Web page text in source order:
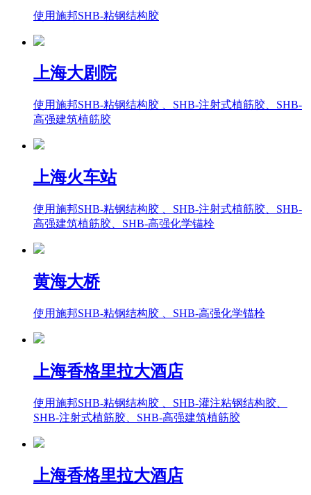
使用施邦SHB-粘钢结构胶
上海大剧院
使用施邦SHB-粘钢结构胶 、SHB-注射式植筋胶、SHB-
高强建筑植筋胶
上海火车站
使用施邦SHB-粘钢结构胶 、SHB-注射式植筋胶、SHB-
高强建筑植筋胶、SHB-高强化学锚栓
黄海大桥
使用施邦SHB-粘钢结构胶 、SHB-高强化学锚栓
上海香格里拉大酒店
使用施邦SHB-粘钢结构胶 、SHB-灌注粘钢结构胶、
SHB-注射式植筋胶、SHB-高强建筑植筋胶
上海香格里拉大酒店